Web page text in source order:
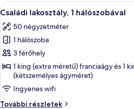
A
következő
szoba
összes
képének
megtekintése:
Családi
lakosztály,
1
Egy
6
Családi lakosztály, 1 hálószobával
50 négyzetméter
1 hálószoba
3 férőhely
1 king (extra méretű) franciaágy és 1
(kétszemélyes ágyméret)
Ingyenes wifi
További részletek
Családi